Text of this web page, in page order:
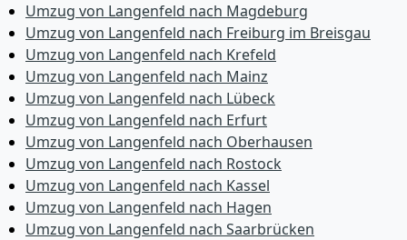
Umzug von Langenfeld nach Magdeburg
Umzug von Langenfeld nach Freiburg im Breisgau
Umzug von Langenfeld nach Krefeld
Umzug von Langenfeld nach Mainz
Umzug von Langenfeld nach Lübeck
Umzug von Langenfeld nach Erfurt
Umzug von Langenfeld nach Oberhausen
Umzug von Langenfeld nach Rostock
Umzug von Langenfeld nach Kassel
Umzug von Langenfeld nach Hagen
Umzug von Langenfeld nach Saarbrücken